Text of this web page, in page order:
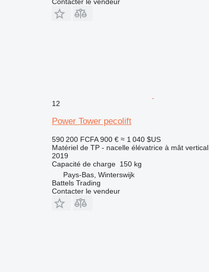
12
Power Tower pecolift
590 200 FCFA 900 € ≈ 1 040 $US
Matériel de TP - nacelle élévatrice à mât vertical
2019
Capacité de charge 150 kg
Pays-Bas, Winterswijk
Battels Trading
Contacter le vendeur